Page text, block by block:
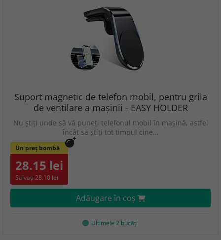
Suport magnetic de telefon mobil, pentru grila
de ventilare a mașinii - EASY HOLDER
Nu știți unde să vă puneți telefonul mobil în mașină, astfel
încât să știți tot timpul cine…
Un preț bombă
28.15 lei
Salvați 28.10 lei
Adăugare în coş
Ultimele 2 bucăţi